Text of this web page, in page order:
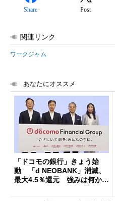
Share Post
関連リンク
ワークジャム
あなたにオススメ
「ドコモの銀行」きょう始
動 「d NEOBANK」消滅、
最大4.5％還元 強みは何か解